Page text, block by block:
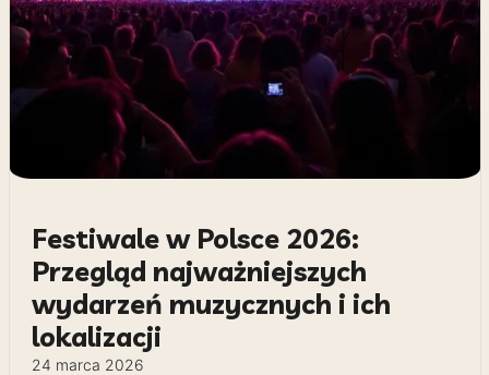
Festiwale w Polsce 2026:
Przegląd najważniejszych
wydarzeń muzycznych i ich
lokalizacji
24 marca 2026